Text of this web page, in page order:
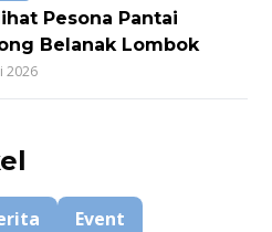
Pesona Pantai
Belanak Lombok
2026
Event